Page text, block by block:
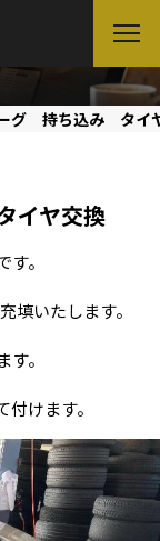
グ 持ち込み タイ
ヤ交換
。
填いたします。
。
けます。